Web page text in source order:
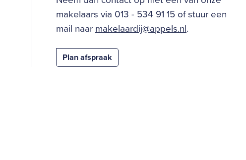
makelaars via 013 - 534 91 15 of stuur een
mail naar makelaardij@appels.nl.
Plan afspraak